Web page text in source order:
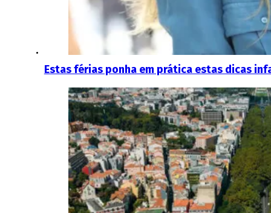
Estas férias ponha em prática estas dicas